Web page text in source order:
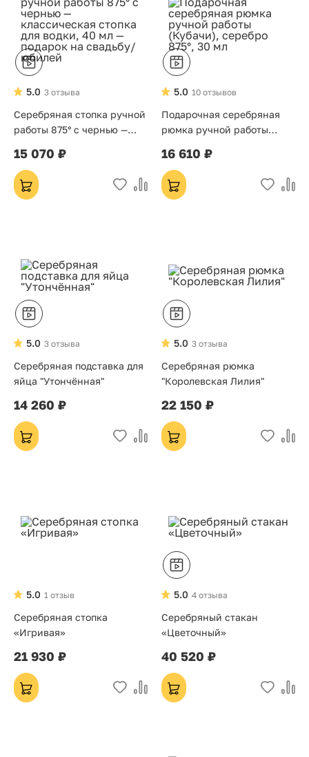
3 отзыва
5.0
Серебряная стопка ручной
работы 875° с чернью —
водки, 40 мл — подарок на
свадьбу/юбилей
15 070 ₽
10 отзывов
5.0
Подарочная серебряная
рюмка ручной работы
мл
16 610 ₽
3 отзыва
5.0
Серебряная подставка для
яйца "Утончённая"
14 260 ₽
3 отзыва
5.0
Серебряная рюмка
"Королевская Лилия"
22 150 ₽
1 отзыв
5.0
Серебряная стопка
«Игривая»
21 930 ₽
4 отзыва
5.0
Серебряный стакан
«Цветочный»
40 520 ₽